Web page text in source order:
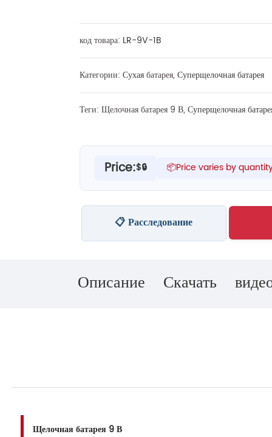
код товара: LR-9V-1B
Категории: Сухаябатарея, Суперщелочная батарея
Теги: Щелочная батарея 9 В, Суперщелочная
Price:$🔒 📦Price varies by
📋 Расследование
Описание Скачать
Щелочная батарея 9 В